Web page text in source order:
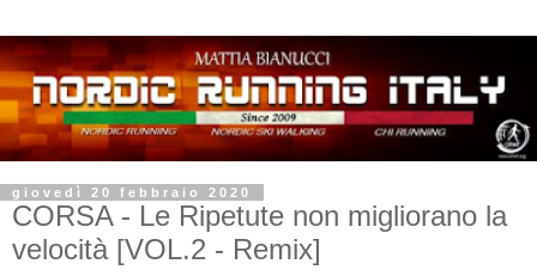
giovedì 20 febbraio 2020
CORSA - Le Ripetute non migliorano la
velocità [VOL.2 - Remix]